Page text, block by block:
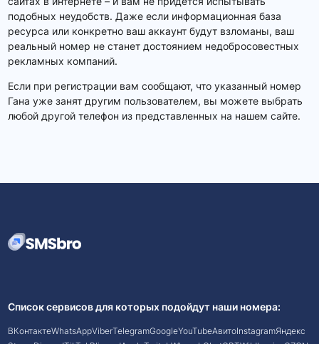
подобных неудобств. Даже если информационная база
ресурса или конкретно ваш аккаунт будут взломаны, ваш
реальный номер не станет достоянием недобросовестных
рекламных компаний.
Если при регистрации вам сообщают, что указанный номер
Гана уже занят другим пользователем, вы можете выбрать
любой другой телефон из представленных на нашем сайте.
Список сервисов для которых подойдут наши номера:
ВКонтактеWhatsAppViberTelegramGoogleYouTubeАвитоInstagramЯндекс